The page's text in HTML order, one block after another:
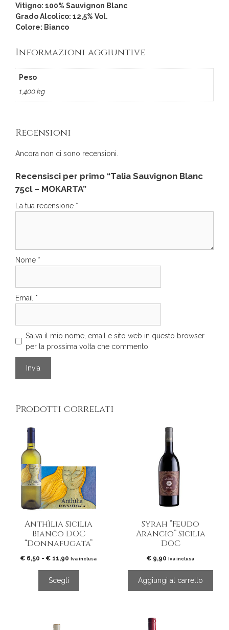
Vitigno: 100% Sauvignon Blanc
Grado Alcolico: 12,5% Vol.
Colore: Bianco
Informazioni aggiuntive
Peso
1,400 kg
Recensioni
Ancora non ci sono recensioni.
Recensisci per primo “Talia Sauvignon Blanc
75cl – MOKARTA”
La tua recensione *
Nome *
Email *
Salva il mio nome, email e sito web in questo browser
per la prossima volta che commento.
Prodotti correlati
Anthìlia Sicilia
Bianco DOC
“Donnafugata”
€ 6,50 - € 11,90 Fascia
Iva inclusa
Scegli
Questo
prodotto
varianti.
Le
opzioni
possono
scelte
pagina
del
prodotto
Syrah “Feudo
Arancio” Sicilia
DOC
€ 9,90 Iva inclusa
Aggiungi al carrello